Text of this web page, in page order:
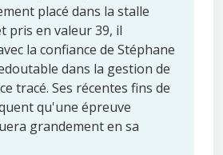
placé dans la stalle
pris en valeur 39, il
la confiance de Stéphane
dans la gestion de
tracé. Ses récentes fins de
qu'une épreuve
grandement en sa